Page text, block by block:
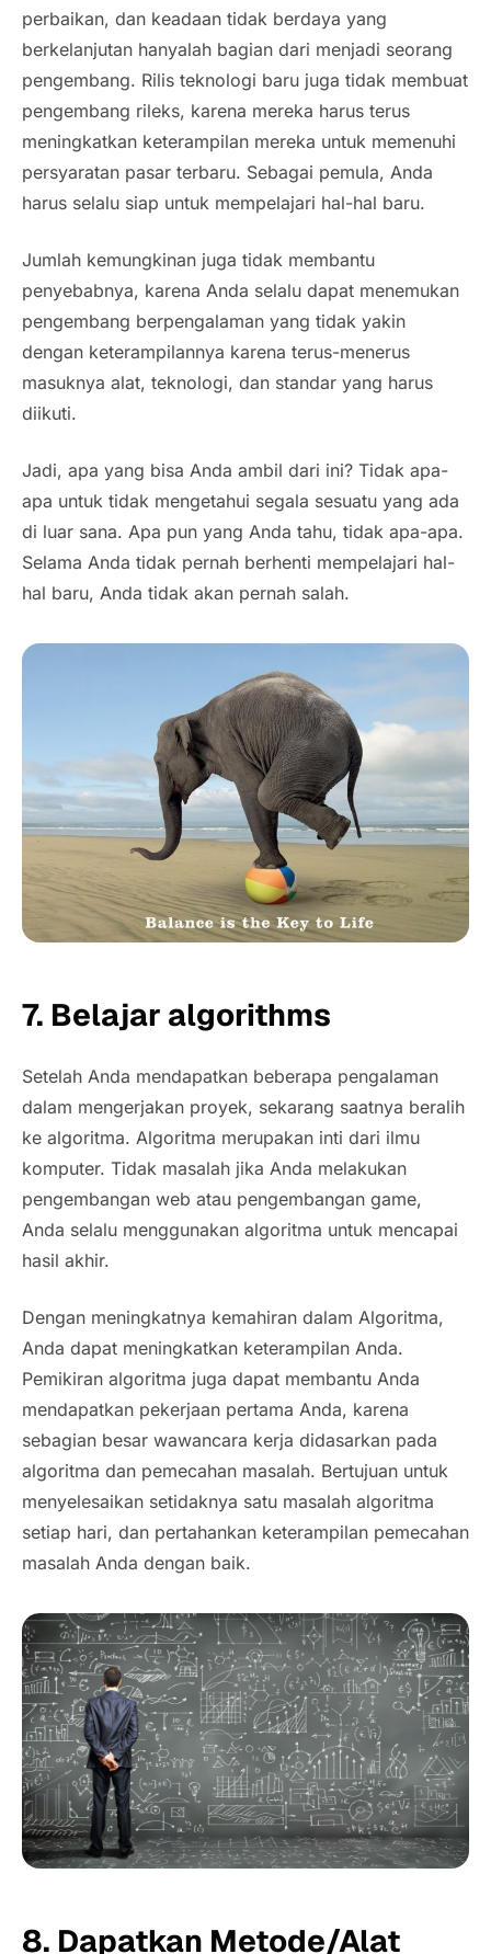
perbaikan, dan keadaan tidak berdaya yang
berkelanjutan hanyalah bagian dari menjadi seorang
pengembang. Rilis teknologi baru juga tidak membuat
pengembang rileks, karena mereka harus terus
meningkatkan keterampilan mereka untuk memenuhi
persyaratan pasar terbaru. Sebagai pemula, Anda
harus selalu siap untuk mempelajari hal-hal baru.
Jumlah kemungkinan juga tidak membantu
penyebabnya, karena Anda selalu dapat menemukan
pengembang berpengalaman yang tidak yakin
dengan keterampilannya karena terus-menerus
masuknya alat, teknologi, dan standar yang harus
diikuti.
Jadi, apa yang bisa Anda ambil dari ini? Tidak apa-
apa untuk tidak mengetahui segala sesuatu yang ada
di luar sana. Apa pun yang Anda tahu, tidak apa-apa.
Selama Anda tidak pernah berhenti mempelajari hal-
hal baru, Anda tidak akan pernah salah.
7. Belajar algorithms
Setelah Anda mendapatkan beberapa pengalaman
dalam mengerjakan proyek, sekarang saatnya beralih
ke algoritma. Algoritma merupakan inti dari ilmu
komputer. Tidak masalah jika Anda melakukan
pengembangan web atau pengembangan game,
Anda selalu menggunakan algoritma untuk mencapai
hasil akhir.
Dengan meningkatnya kemahiran dalam Algoritma,
Anda dapat meningkatkan keterampilan Anda.
Pemikiran algoritma juga dapat membantu Anda
mendapatkan pekerjaan pertama Anda, karena
sebagian besar wawancara kerja didasarkan pada
algoritma dan pemecahan masalah. Bertujuan untuk
menyelesaikan setidaknya satu masalah algoritma
setiap hari, dan pertahankan keterampilan pemecahan
masalah Anda dengan baik.
8. Dapatkan Metode/Alat